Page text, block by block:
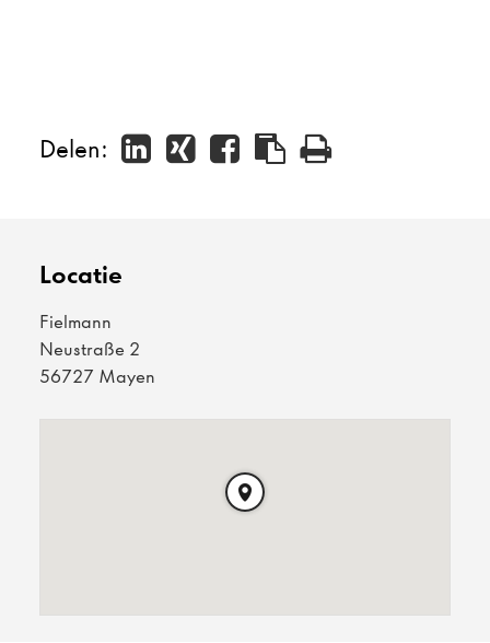
Delen:
Locatie
Fielmann
Neustraße 2
56727 Mayen